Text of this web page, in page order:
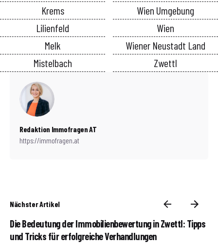
Krems
Lilienfeld
Melk
Mistelbach
Wien Umgebung
Wien
Wiener Neustadt Land
Zwettl
Redaktion Immofragen AT
https://immofragen.at
Nächster Artikel
Die Bedeutung der Immobilienbewertung in Zwettl: Tipps
und Tricks für erfolgreiche Verhandlungen